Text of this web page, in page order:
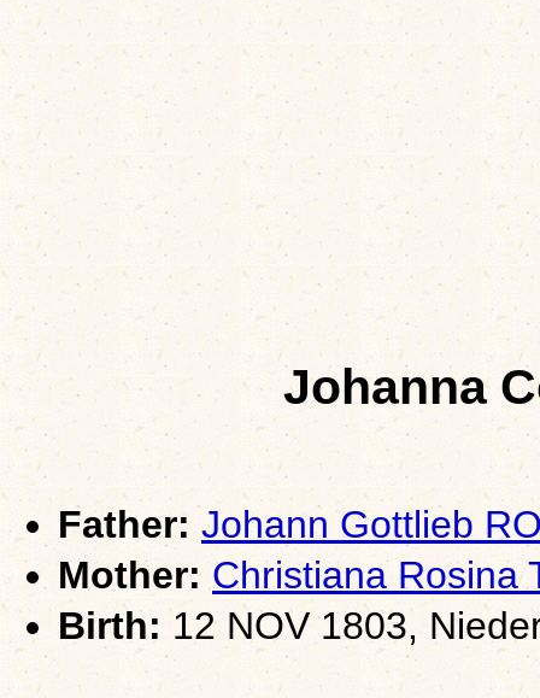
Johanna
Father: Johann Gottlieb
Mother: Christiana Rosina
Birth: 12 NOV 1803,